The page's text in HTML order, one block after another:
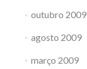
outubro 2009
agosto 2009
março 2009